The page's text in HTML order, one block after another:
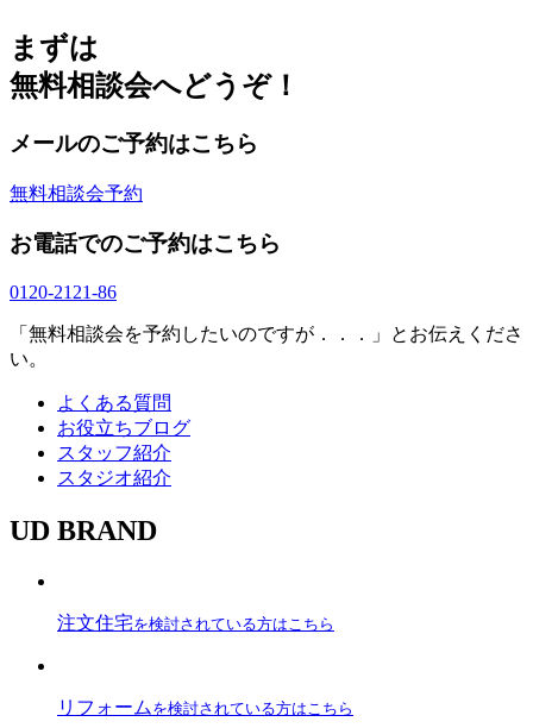
まずは
無料相談会へどうぞ！
メールのご予約はこちら
無料相談会予約
お電話でのご予約はこちら
0120-2121-86
「無料相談会を予約したいのですが．．．」とお伝えくださ
い。
よくある質問
お役立ちブログ
スタッフ紹介
スタジオ紹介
UD BRAND
注文住宅を検討されている方はこちら
リフォーム を検討されている方はこちら